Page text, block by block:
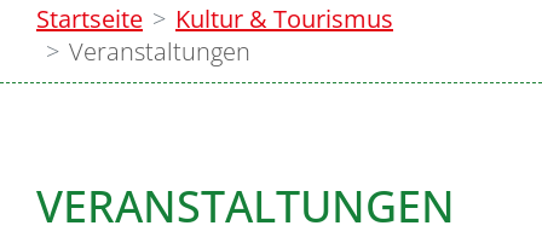
Startseite
Kultur & Tourismus
Veranstaltungen
VERANSTALTUNGEN